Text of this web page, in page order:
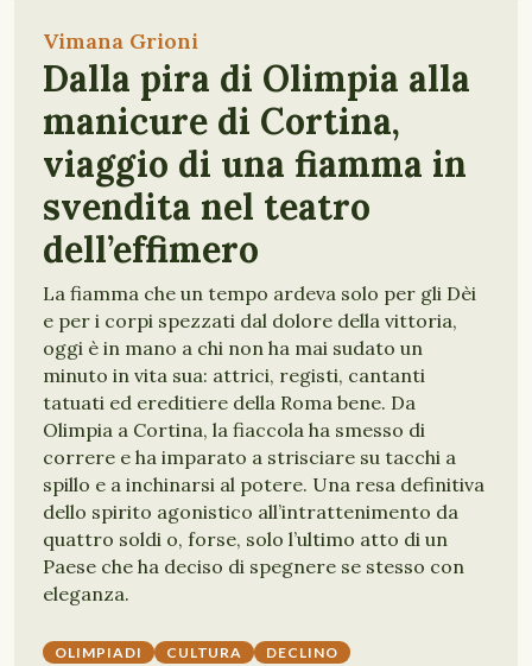
Vimana Grioni
Dalla pira di Olimpia alla
manicure di Cortina,
viaggio di una fiamma in
svendita nel teatro
dell’effimero
La fiamma che un tempo ardeva solo per gli Dèi
e per i corpi spezzati dal dolore della vittoria,
oggi è in mano a chi non ha mai sudato un
minuto in vita sua: attrici, registi, cantanti
tatuati ed ereditiere della Roma bene. Da
Olimpia a Cortina, la fiaccola ha smesso di
correre e ha imparato a strisciare su tacchi a
spillo e a inchinarsi al potere. Una resa definitiva
dello spirito agonistico all’intrattenimento da
quattro soldi o, forse, solo l’ultimo atto di un
Paese che ha deciso di spegnere se stesso con
eleganza.
OLIMPIADI CULTURA DECLINO